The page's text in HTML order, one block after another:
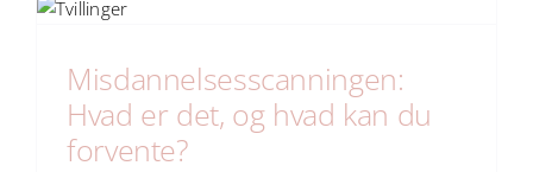
Misdannelsesscanningen:
Hvad er det, og hvad kan du
forvente?